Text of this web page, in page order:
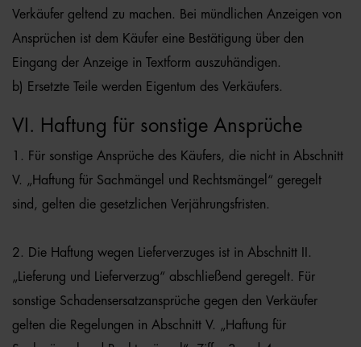
Verkäufer geltend zu machen. Bei mündlichen Anzeigen von
Ansprüchen ist dem Käufer eine Bestätigung über den
Eingang der Anzeige in Textform auszuhändigen.
b) Ersetzte Teile werden Eigentum des Verkäufers.
VI. Haftung für sonstige Ansprüche
1. Für sonstige Ansprüche des Käufers, die nicht in Abschnitt
V. „Haftung für Sachmängel und Rechtsmängel“ geregelt
sind, gelten die gesetzlichen Verjährungsfristen.
2. Die Haftung wegen Lieferverzuges ist in Abschnitt II.
„Lieferung und Lieferverzug“ abschließend geregelt. Für
sonstige Schadensersatzansprüche gegen den Verkäufer
gelten die Regelungen in Abschnitt V. „Haftung für